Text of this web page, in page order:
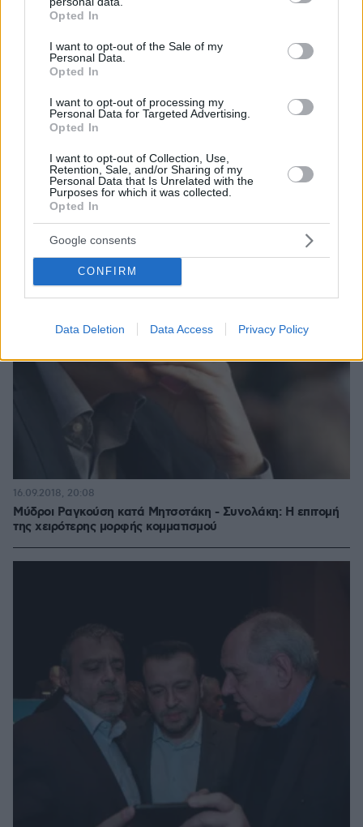
grant or deny consent to Google and its third-party tags to
use your data for below specified purposes in below Google
consent section.
Opted In
I want to opt-out of the Sale of my
Personal Data.
Opted In
I want to opt-out of processing my
Personal Data for Targeted Advertising.
Opted In
I want to opt-out of Collection, Use,
Retention, Sale, and/or Sharing of my
Personal Data that Is Unrelated with the
Purposes for which it was collected.
Opted In
Google consents
CONFIRM
Data Deletion Data Access Privacy Policy
Σβίγγου!
04.10.2018, 18:15
Μύδροι Ραγκούση κατά Μητσοτάκη - Συνολάκη: Η επιτομή
της χειρότερης μορφής κομματισμού
16.09.2018, 20:08